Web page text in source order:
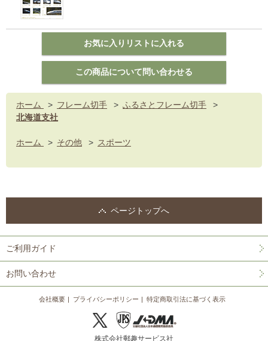
ホーム > フレーム切手 > ふるさとフレーム切手
>
北海道支社
ホーム > その他 > スポーツ
ページトップへ
ご利用ガイド
お問い合わせ
会社概要 プライバシーポリシー 特定商取引法に基づく表示
株式会社郵趣サービス社